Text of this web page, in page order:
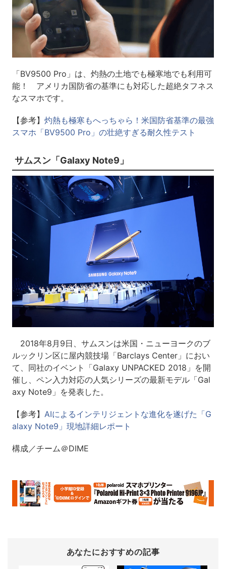
「BV9500 Pro」は、灼熱の土地でも極寒地でも利用可
能！ アメリカ国防省の基準にも対応した超絶タフネス
なスマホです。
【参考】 灼熱も極寒もへっちゃら！米国防省基準の最強
スマホ「BV9500 Pro」の壮絶すぎる耐久性テスト
サムスン「Galaxy Note9」
2018年8月9日、サムスンは米国・ニューヨークのブ
ルックリン区に屋内競技場「Barclays Center」におい
て、同社のイベント「Galaxy UNPACKED 2018」を開
催し、ペン入力対応の人気シリーズの最新モデル「Gal
axy Note9」を発表した。
【参考】 AIによるインテリジェントな進化を遂げた「G
alaxy Note9」現地詳細レポート
構成／チーム＠DIME
あなたにおすすめの記事